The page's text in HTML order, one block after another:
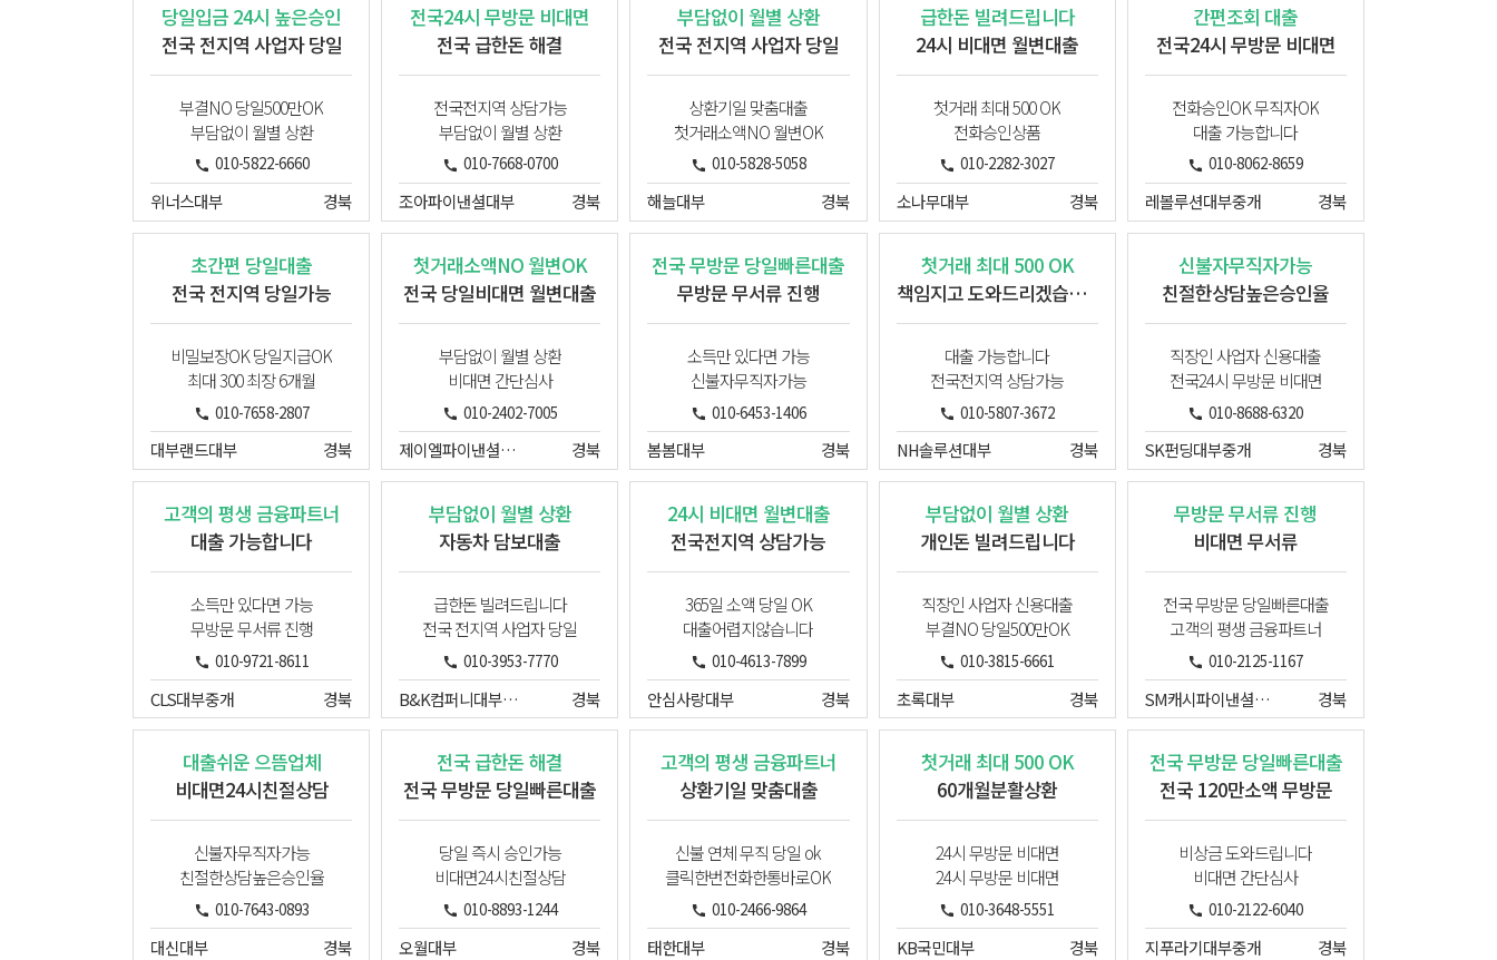
당일입금 24시 높은승인
전국 전지역 사업자 당일
부결NO 당일500만OK
부담없이 월별 상환
010-5822-6660
위너스대부 경북
전국24시 무방문 비대면
전국 급한돈 해결
전국전지역 상담가능
부담없이 월별 상환
010-7668-0700
조아파이낸셜대부 경북
부담없이 월별 상환
전국 전지역 사업자 당일
상환기일 맞춤대출
첫거래소액NO 월변OK
010-5828-5058
해늘대부 경북
급한돈 빌려드립니다
24시 비대면 월변대출
첫거래 최대 500 OK
전화승인상품
010-2282-3027
소나무대부 경북
간편조회 대출
전국24시 무방문 비대면
전화승인OK 무직자OK
대출 가능합니다
010-8062-8659
레볼루션대부중개 경북
초간편 당일대출
전국 전지역 당일가능
비밀보장OK 당일지급OK
최대 300 최장 6개월
010-7658-2807
대부랜드대부 경북
첫거래소액NO 월변OK
전국 당일비대면 월변대출
부담없이 월별 상환
비대면 간단심사
010-2402-7005
제이엘파이낸셜대부 경북
전국 무방문 당일빠른대출
무방문 무서류 진행
소득만 있다면 가능
신불자무직자가능
010-6453-1406
봄봄대부 경북
첫거래 최대 500 OK
책임지고 도와드리겠습니다
대출 가능합니다
전국전지역 상담가능
010-5807-3672
NH솔루션대부 경북
신불자무직자가능
친절한상담높은승인율
직장인 사업자 신용대출
전국24시 무방문 비대면
010-8688-6320
SK펀딩대부중개 경북
고객의 평생 금융파트너
대출 가능합니다
소득만 있다면 가능
무방문 무서류 진행
010-9721-8611
CLS대부중개 경북
부담없이 월별 상환
자동차 담보대출
급한돈 빌려드립니다
전국 전지역 사업자 당일
010-3953-7770
B&K컴퍼니대부중개 경북
24시 비대면 월변대출
전국전지역 상담가능
365일 소액 당일 OK
대출어렵지않습니다
010-4613-7899
안심사랑대부 경북
부담없이 월별 상환
개인돈 빌려드립니다
직장인 사업자 신용대출
부결NO 당일500만OK
010-3815-6661
초록대부 경북
무방문 무서류 진행
비대면 무서류
전국 무방문 당일빠른대출
고객의 평생 금융파트너
010-2125-1167
SM캐시파이낸셜대부 경북
대출쉬운 으뜸업체
비대면24시친절상담
신불자무직자가능
친절한상담높은승인율
010-7643-0893
대신대부 경북
전국 급한돈 해결
전국 무방문 당일빠른대출
당일 즉시 승인가능
비대면24시친절상담
010-8893-1244
오월대부 경북
고객의 평생 금융파트너
상환기일 맞춤대출
신불 연체 무직 당일 ok
클릭한번전화한통바로OK
010-2466-9864
태한대부 경북
첫거래 최대 500 OK
60개월분활상환
24시 무방문 비대면
24시 무방문 비대면
010-3648-5551
KB국민대부 경북
전국 무방문 당일빠른대출
전국 120만소액 무방문
비상금 도와드립니다
비대면 간단심사
010-2122-6040
지푸라기대부중개 경북